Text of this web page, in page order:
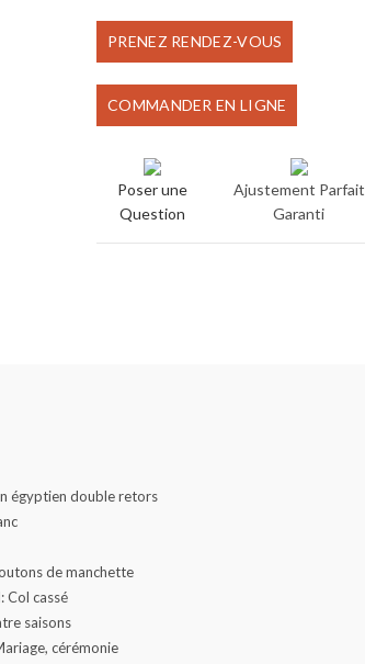
prix
initial
était :
€90.00.
prix
actuel
est :
€75.00.
PRENEZ RENDEZ-VOUS
COMMANDER EN LIGNE
Poser une
Question
Ajustement Parfait
Garanti
égyptien double retors
de manchette
Col cassé
saisons
cérémonie